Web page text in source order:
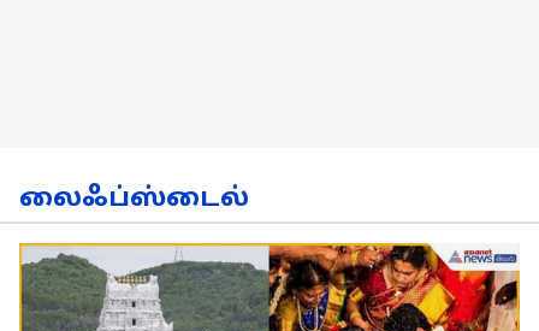
லைஃப்ஸ்டைல்